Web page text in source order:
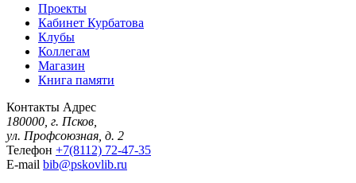
Проекты
Кабинет Курбатова
Клубы
Коллегам
Магазин
Книга памяти
Контакты Адрес
180000, г. Псков,
ул. Профсоюзная, д. 2
Телефон +7(8112) 72-47-35
E-mail bib@pskovlib.ru